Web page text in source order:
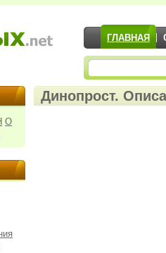
ГЛАВНАЯ
О
Динопрост.